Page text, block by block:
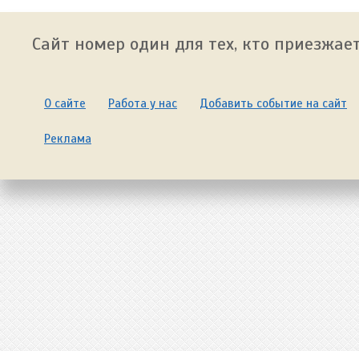
Сайт номер один для тех, кто
О сайте Работа у нас Добавить событие на сайт
Реклама